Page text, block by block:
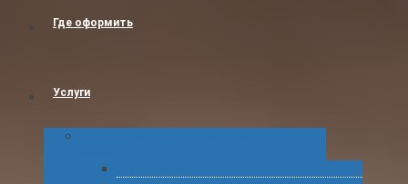
Где оформить
Услуги